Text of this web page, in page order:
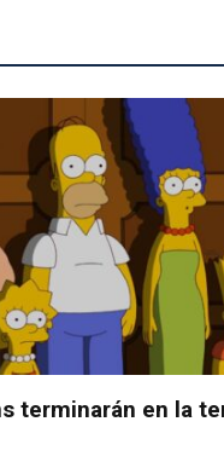
terminarán en la